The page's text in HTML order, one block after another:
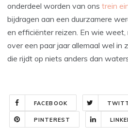
onderdeel worden van ons trein
bijdragen aan een duurzamere
en efficiënter reizen. En wie
over een paar jaar allemaal wel in
die rijdt op niets anders dan
FACEBOOK
PINTEREST